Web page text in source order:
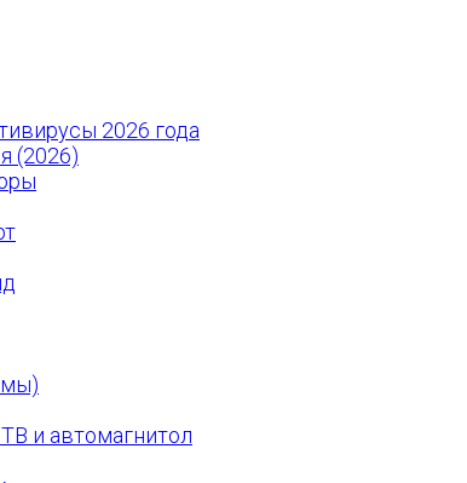
2026 года
(2026)
и автомагнитол